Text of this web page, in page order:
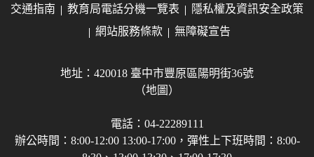
交通指南 教育局電話分機一覽表
隱私權及資訊安全政策
網站服務條款
無障礙宣告
地址：420018 臺中市豐原區陽明街36號
（地圖）
電話：04-22289111
辦公時間：8:00-12:00 13:00-17:00，彈性上下班時間：8:00-